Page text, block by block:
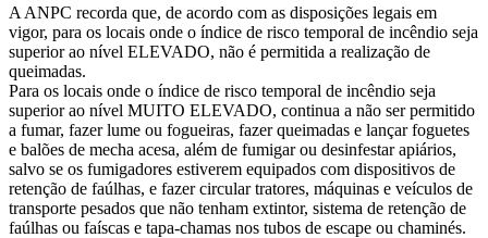
A ANPC recorda que, de acordo com as disposições legais em
vigor, para os locais onde o índice de risco temporal de incêndio seja
superior ao nível ELEVADO, não é permitida a realização de
queimadas.
Para os locais onde o índice de risco temporal de incêndio seja
superior ao nível MUITO ELEVADO, continua a não ser permitido
a fumar, fazer lume ou fogueiras, fazer queimadas e lançar foguetes
e balões de mecha acesa, além de fumigar ou desinfestar apiários,
salvo se os fumigadores estiverem equipados com dispositivos de
retenção de faúlhas, e fazer circular tratores, máquinas e veículos de
transporte pesados que não tenham extintor, sistema de retenção de
faúlhas ou faíscas e tapa-chamas nos tubos de escape ou chaminés.